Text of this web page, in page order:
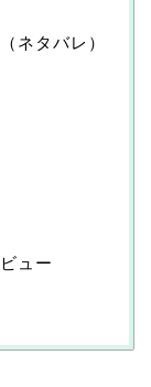
ネタバレ）
ュー